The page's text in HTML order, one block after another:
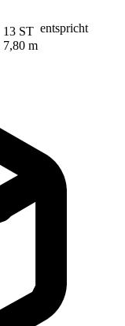
13 ST entspricht
7,80 m